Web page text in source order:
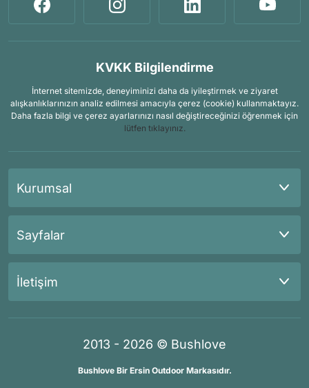
KVKK Bilgilendirme
İnternet sitemizde, deneyiminizi daha da iyileştirmek ve ziyaret
alışkanlıklarınızın analiz edilmesi amacıyla çerez (cookie) kullanmaktayız.
Daha fazla bilgi ve çerez ayarlarınızı nasıl değiştireceğinizi öğrenmek için
lütfen tıklayınız.
Kurumsal
Sayfalar
İletişim
2013 - 2026 © Bushlove
Bushlove Bir Ersin Outdoor Markasıdır.